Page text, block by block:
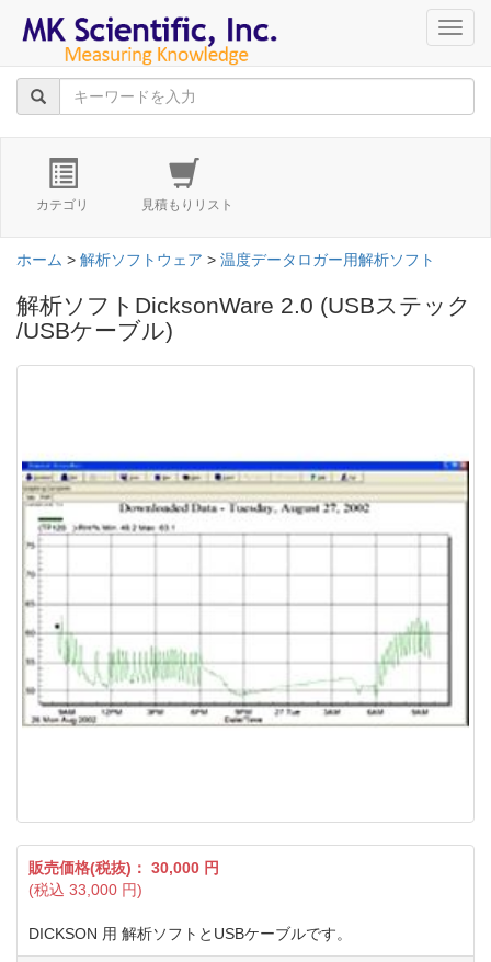
カテゴリ 見積もりリスト
ホーム > 解析ソフトウェア > 温度データロガー用解析ソフト
解析ソフトDicksonWare 2.0 (USBステック
/USBケーブル)
販売価格(税抜)： 30,000 円
(税込 33,000 円)
DICKSON 用 解析ソフトとUSBケーブルです。